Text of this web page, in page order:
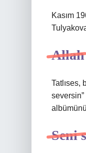
Kasım
Allah
Tatlıses,
seversin”
Seni